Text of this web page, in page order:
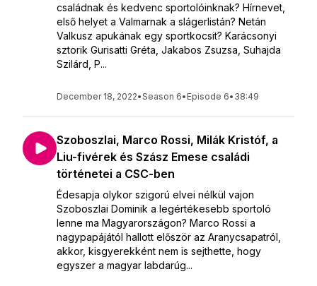
családnak és kedvenc sportolóinknak? Hírnevet,
első helyet a Valmarnak a slágerlistán? Netán
Valkusz apukának egy sportkocsit? Karácsonyi
sztorik Gurisatti Gréta, Jakabos Zsuzsa, Suhajda
Szilárd, P...
December 18, 2022•Season 6• Episode 6• 38:49
Szoboszlai, Marco Rossi, Milák Kristóf, a
Liu-fivérek és Szász Emese családi
történetei a CSC-ben
Édesapja olykor szigorú elvei nélkül vajon
Szoboszlai Dominik a legértékesebb sportoló
lenne ma Magyarországon? Marco Rossi a
nagypapájától hallott először az Aranycsapatról,
akkor, kisgyerekként nem is sejthette, hogy
egyszer a magyar labdarúg...